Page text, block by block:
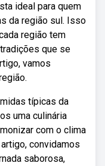
ideal para quem
da região sul. Isso
região tem
que se
vamos
típicas da
uma culinária
com o clima
convidamos
saborosa,